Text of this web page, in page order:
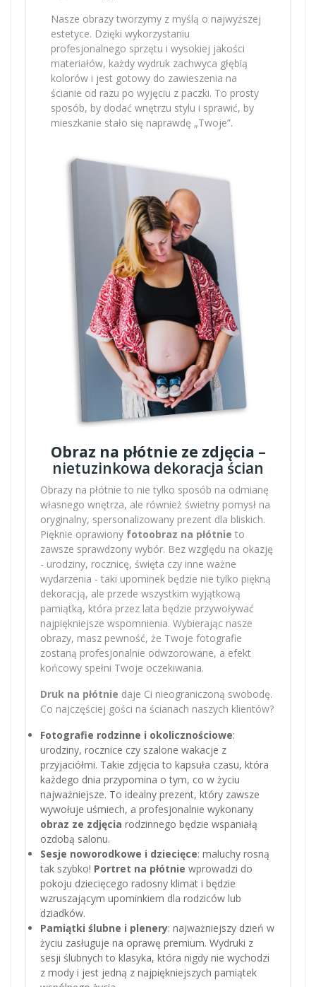
Nasze obrazy tworzymy z myślą o najwyższej
estetyce. Dzięki wykorzystaniu
profesjonalnego sprzętu i wysokiej jakości
materiałów, każdy wydruk zachwyca głębią
kolorów i jest gotowy do zawieszenia na
ścianie od razu po wyjęciu z paczki. To prosty
sposób, by dodać wnętrzu stylu i sprawić, by
mieszkanie stało się naprawdę „Twoje”.
Obraz na płótnie ze zdjęcia –
nietuzinkowa dekoracja ścian
Obrazy na płótnie to nie tylko sposób na odmianę
własnego wnętrza, ale również świetny pomysł na
oryginalny, spersonalizowany prezent dla bliskich.
Pięknie oprawiony fotoobraz na płótnie to
zawsze sprawdzony wybór. Bez względu na okazję
- urodziny, rocznicę, święta czy inne ważne
wydarzenia - taki upominek będzie nie tylko piękną
dekoracją, ale przede wszystkim wyjątkową
pamiątką, która przez lata będzie przywoływać
najpiękniejsze wspomnienia. Wybierając nasze
obrazy, masz pewność, że Twoje fotografie
zostaną profesjonalnie odwzorowane, a efekt
końcowy spełni Twoje oczekiwania.
Druk na płótnie daje Ci nieograniczoną swobodę.
Co najczęściej gości na ścianach naszych klientów?
Fotografie rodzinne i okolicznościowe:
urodziny, rocznice czy szalone wakacje z
przyjaciółmi. Takie zdjęcia to kapsuła czasu, która
każdego dnia przypomina o tym, co w życiu
najważniejsze. To idealny prezent, który zawsze
wywołuje uśmiech, a profesjonalnie wykonany
obraz ze zdjęcia rodzinnego będzie wspaniałą
ozdobą salonu.
Sesje noworodkowe i dziecięce: maluchy rosną
tak szybko! Portret na płótnie wprowadzi do
pokoju dziecięcego radosny klimat i będzie
wzruszającym upominkiem dla rodziców lub
dziadków.
Pamiątki ślubne i plenery: najważniejszy dzień w
życiu zasługuje na oprawę premium. Wydruki z
sesji ślubnych to klasyka, która nigdy nie wychodzi
z mody i jest jedną z najpiękniejszych pamiątek